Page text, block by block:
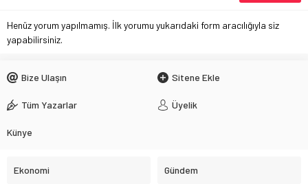
Henüz yorum yapılmamış. İlk yorumu yukarıdaki form aracılığıyla siz
yapabilirsiniz.
Bize Ulaşın Sitene Ekle
Tüm Yazarlar Üyelik
Künye
Ekonomi Gündem